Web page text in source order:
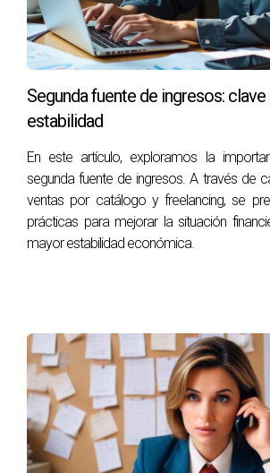
comienzan a mostrar resultados dentro
se implementan correctamente.
¿Cómo puedo medir el éxito de
iniciativas?
Utiliza herramientas analíticas para
como tráfico web, tasas de conversión
redes sociales. Esto te permitirá ajustar
según sea necesario para maximizar tu
más información o ayuda
implementar estas estrategias
contactar a Victor Quintana Santana hoy
Segunda fuente de ingresos: clave
estabilidad
En este artículo, exploramos la
segunda fuente de ingresos. A través de
ventas por catálogo y freelancing, se
prácticas para mejorar la situación
mayor estabilidad económica.